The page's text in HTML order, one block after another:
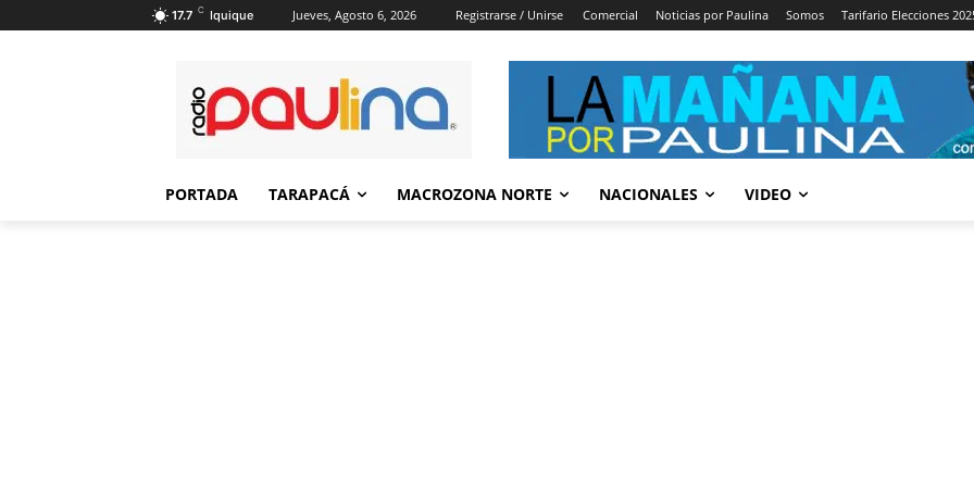
17.7 C Iquique Jueves, Agosto 6, 2026 Registrarse / Unirse Comercial Noticias por Paulina Somos Tarifario Elecciones
PORTADA TARAPACÁ MACROZONA NORTE NACIONALES VIDEO